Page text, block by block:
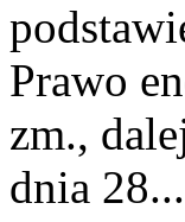
Prawo
zm.,
dnia 28...